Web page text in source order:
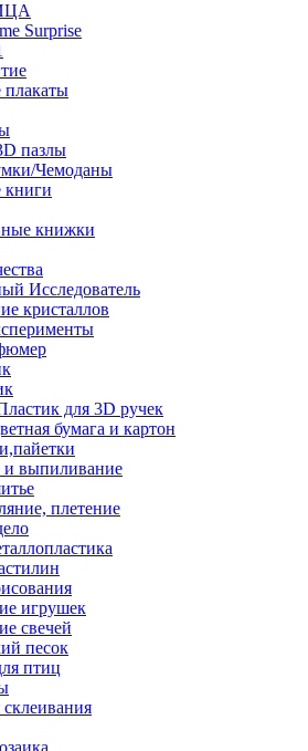
Surprise
пазлы
Чемоданы
книжки
Исследователь
кристаллов
для 3D ручек
бумага и картон
выпиливание
плетение
игрушек
свечей
песок
птиц